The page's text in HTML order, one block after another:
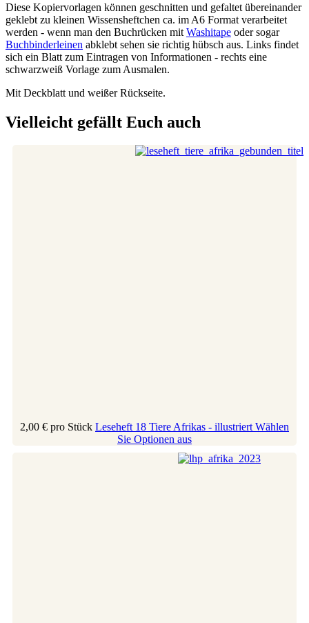
Diese Kopiervorlagen können geschnitten und gefaltet übereinander
geklebt zu kleinen Wissensheftchen ca. im A6 Format verarbeitet
werden - wenn man den Buchrücken mit Washitape oder sogar
Buchbinderleinen abklebt sehen sie richtig hübsch aus. Links findet
sich ein Blatt zum Eintragen von Informationen - rechts eine
schwarzweiß Vorlage zum Ausmalen.
Mit Deckblatt und weißer Rückseite.
Vielleicht gefällt Euch auch
2,00 € pro Stück Leseheft 18 Tiere Afrikas - illustriertWählen
Sie Optionen aus